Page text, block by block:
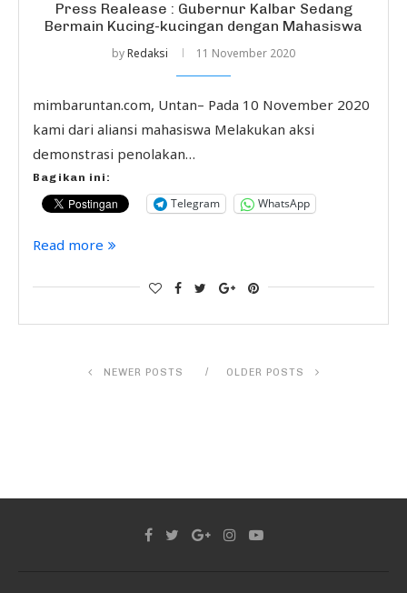
Press Realease : Gubernur Kalbar Sedang
Bermain Kucing-kucingan dengan Mahasiswa
byRedaksi 11 November 2020
mimbaruntan.com, Untan– Pada 10 November 2020
kami dari aliansi mahasiswa Melakukan aksi
demonstrasi penolakan…
Bagikan ini:
Telegram WhatsApp
Read more
NEWER POSTS OLDER POSTS